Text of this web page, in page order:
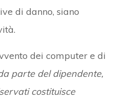
di danno, siano
dei computer e di
parte del dipendente,
costituisce